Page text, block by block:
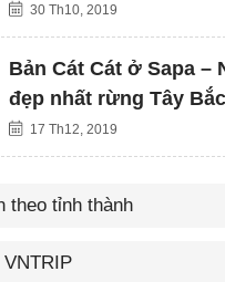
30 Th10, 2019
Bản Cát Cát ở Sapa –
đẹp nhất rừng Tây Bắc
17 Th12, 2019
theo tỉnh thành